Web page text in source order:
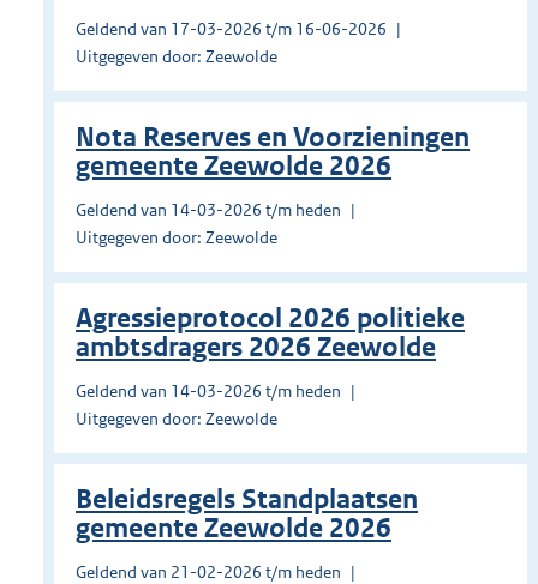
Geldend van 17-03-2026 t/m 16-06-2026
Uitgegeven door: Zeewolde
Nota Reserves en Voorzieningen
gemeente Zeewolde 2026
Geldend van 14-03-2026 t/m heden
Uitgegeven door: Zeewolde
Agressieprotocol 2026 politieke
ambtsdragers 2026 Zeewolde
Geldend van 14-03-2026 t/m heden
Uitgegeven door: Zeewolde
Beleidsregels Standplaatsen
gemeente Zeewolde 2026
Geldend van 21-02-2026 t/m heden